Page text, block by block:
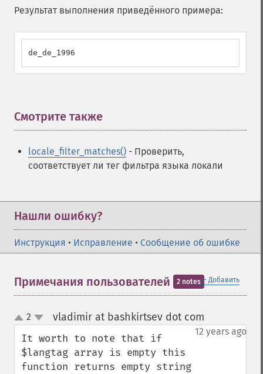
Результат выполнения приведённого примера:
de_de_1996
Смотрите также
locale_filter_matches() - Проверить,
соответствует ли тег фильтра языка локали
Нашли ошибку?
Инструкция • Исправление • Сообщение об ошибке
＋ Добавить
Примечания пользователей 2 notes
up
down
2 vladimir at bashkirtsev dot com
12 years ago
It worth to note that if
$langtag array is empty this
function returns empty string